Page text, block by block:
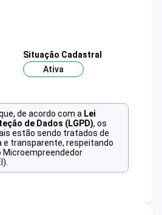
Situação Cadastral
Ativa
de acordo com a Lei
de Dados (LGPD), os
estão sendo tratados de
e transparente, respeitando
Microempreendedor